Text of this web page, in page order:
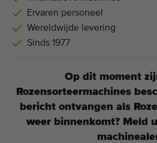
Zoek per soort
Laatst bekeken machines
Laatst toegevoegde machines
E-mail Alerts
Machines
Ervaren personeel
Wereldwijde levering
Sinds 1977
Op dit moment
Rozensorteermachines
bericht ontvangen als
weer binnenkomt? Meld